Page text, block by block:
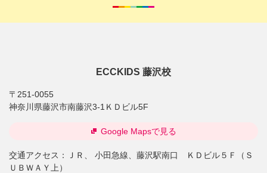
ECCKIDS 藤沢校
〒251-0055
神奈川県藤沢市南藤沢3-1ＫＤビル5F
交通アクセス：
ＪＲ、 小田急線、藤沢駅南口 ＫＤビル５Ｆ（Ｓ
ＵＢＷＡＹ上）
Google Mapsで見る